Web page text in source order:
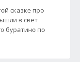
сказке про
в свет
буратино по